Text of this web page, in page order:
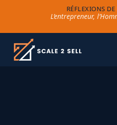
RÉFLEXIONS
L’entrepreneur,